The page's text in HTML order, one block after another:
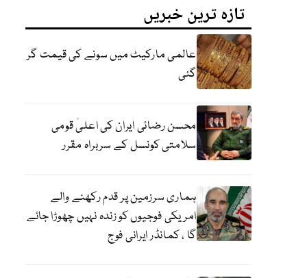
تازہ ترین خبریں
عالمی مارکیٹ میں سونے کی قیمت گر
گئی
محسن رضائی ایران کی اعلیٰ قومی
سلامتی کونسل کے سربراہ مقرر
ہماری سرزمین پر قدم رکھنے والے
امریکی فوجیوں کو زندہ نہیں چھوڑا جائے
گا ، کمانڈر ایرانی فوج